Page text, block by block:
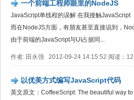
一个前端工程师眼里的NodeJS
JavaScript单线程的误解 在我接触
而在NodeJS方面，有朋友甚至直接说到，
由于前端的JavaScript与UI占据同...
作者: 田永强 2012-09-24 14:15:52 阅读：
以优美方式编写JavaScript代码
英文原文：CoffeeScript: The beautiful way